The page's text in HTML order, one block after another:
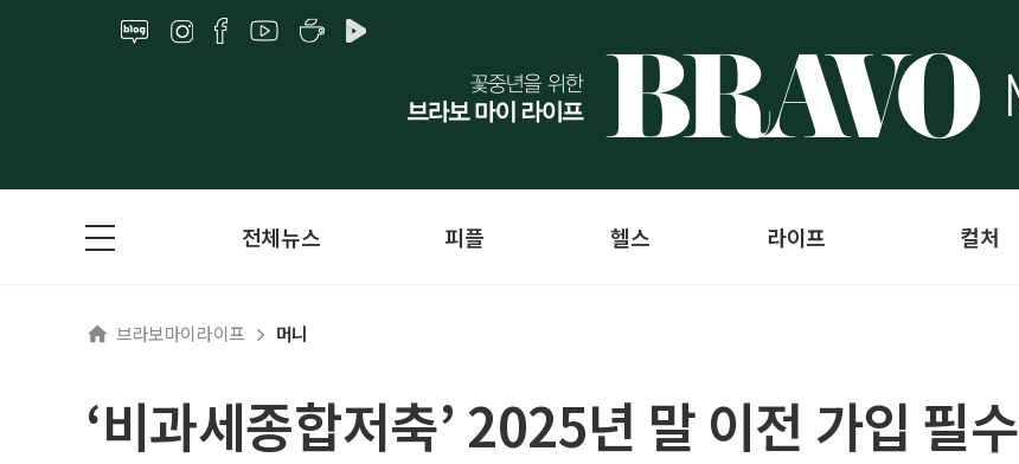
전체뉴스 피플 헬스 라이프 컬처
브라보마이라이프 머니
‘비과세종합저축’ 2025년 말 이전 가입 필수